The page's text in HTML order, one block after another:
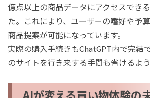
億点以上の商品データにアクセスでき
た。これにより、ユーザーの嗜好や予
商品提案が可能になっています。
実際の購入手続きもChatGPT内で完結
のサイトを行き来する手間も省けるよう
AIが変える買い物体験の